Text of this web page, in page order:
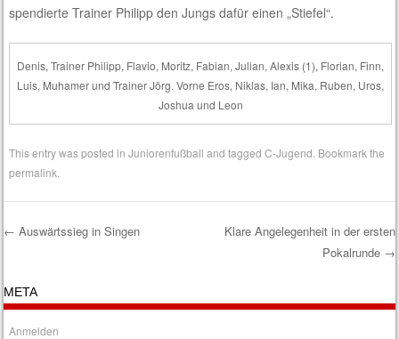
spendierte Trainer Philipp den Jungs dafür einen „Stiefel“.
Denis, Trainer Philipp, Flavio, Moritz, Fabian, Julian, Alexis (1), Florian, Finn,
Luis, Muhamer und Trainer Jörg. Vorne Eros, Niklas, Ian, Mika, Ruben, Uros,
Joshua und Leon
This entry was posted inJuniorenfußball and taggedC-Jugend . Bookmark the
permalink
← Auswärtssieg in Singen
Klare Angelegenheit in der ersten
Pokalrunde →
META
Anmelden